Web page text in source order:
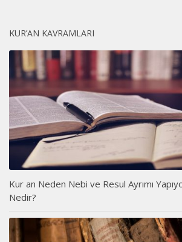
KUR’AN KAVRAMLARI
Kur an Neden Nebi ve Resul Ayrımı
Nedir?